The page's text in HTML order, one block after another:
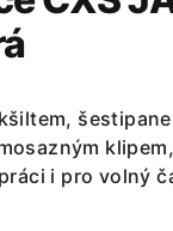
i pro volný